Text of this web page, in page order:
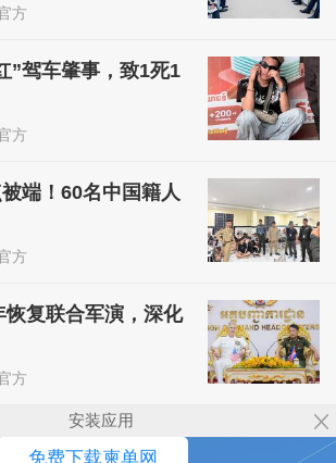
方
”驾车肇事，致1死1
方
端！60名中国籍人
方
恢复联合军演，深化
方
安装应用
免费下载柬单网